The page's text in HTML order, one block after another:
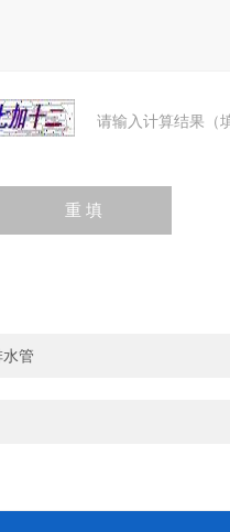
请输入计算结果（
管